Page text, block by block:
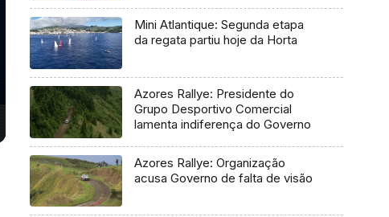
Mini Atlantique: Segunda etapa
da regata partiu hoje da Horta
Azores Rallye: Presidente do
Grupo Desportivo Comercial
lamenta indiferença do Governo
Azores Rallye: Organização
acusa Governo de falta de visão